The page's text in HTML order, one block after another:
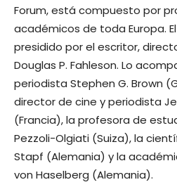
Forum, está compuesto por
académicos de toda Europa.
presidido por el escritor,
Douglas P. Fahleson. Lo
periodista Stephen G. Brown
director de cine y periodista
(Francia), la profesora de
Pezzoli-Olgiati (Suiza), la
Stapf (Alemania) y la
von Haselberg (Alemania).